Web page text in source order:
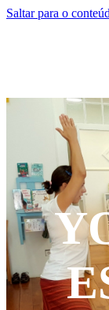
Saltar para o